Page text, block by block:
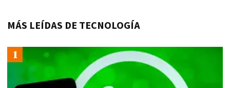
MÁS LEÍDAS DE TECNOLOGÍA